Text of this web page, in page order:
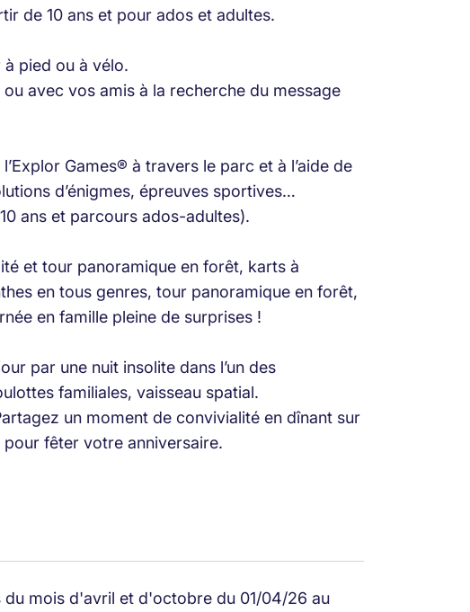
de 10 ans et pour ados et adultes.
pied ou à vélo.
avec vos amis à la recherche du message
Games® à travers le parc et à l’aide de
d’énigmes, épreuves sportives…
ans et parcours ados-adultes).
et tour panoramique en forêt, karts à
en tous genres, tour panoramique en forêt,
en famille pleine de surprises !
par une nuit insolite dans l’un des
familiales, vaisseau spatial.
un moment de convivialité en dînant sur
fêter votre anniversaire.
mois d'avril et d'octobre du 01/04/26 au